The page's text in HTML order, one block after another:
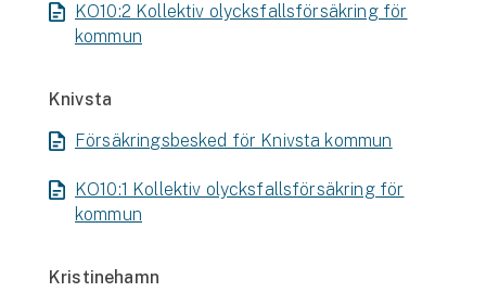
KO10:2 Kollektiv olycksfallsförsäkring för
kommun
Knivsta
Försäkringsbesked för Knivsta kommun
KO10:1 Kollektiv olycksfallsförsäkring för
kommun
Kristinehamn